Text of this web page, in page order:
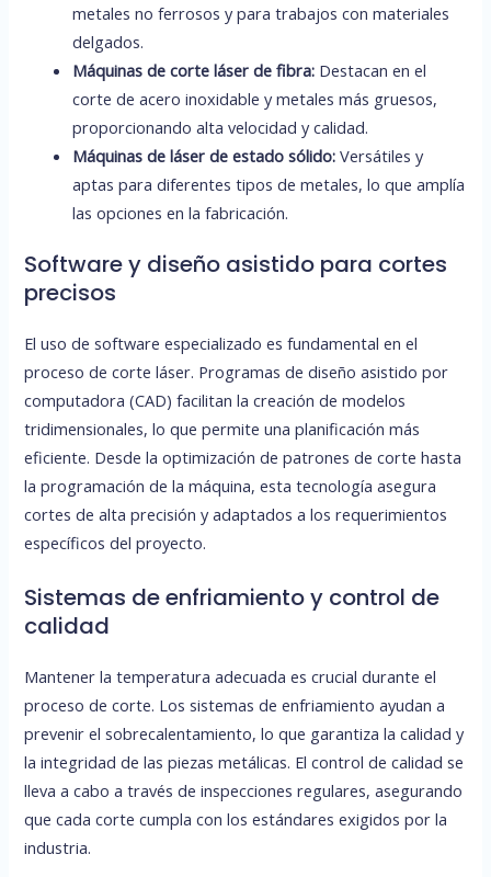
metales no ferrosos y para trabajos con materiales
delgados.
Máquinas de corte láser de fibra: Destacan en el
corte de acero inoxidable y metales más gruesos,
proporcionando alta velocidad y calidad.
Máquinas de láser de estado sólido: Versátiles y
aptas para diferentes tipos de metales, lo que amplía
las opciones en la fabricación.
Software y diseño asistido para cortes
precisos
El uso de software especializado es fundamental en el
proceso de corte láser. Programas de diseño asistido por
computadora (CAD) facilitan la creación de modelos
tridimensionales, lo que permite una planificación más
eficiente. Desde la optimización de patrones de corte hasta
la programación de la máquina, esta tecnología asegura
cortes de alta precisión y adaptados a los requerimientos
específicos del proyecto.
Sistemas de enfriamiento y control de
calidad
Mantener la temperatura adecuada es crucial durante el
proceso de corte. Los sistemas de enfriamiento ayudan a
prevenir el sobrecalentamiento, lo que garantiza la calidad y
la integridad de las piezas metálicas. El control de calidad se
lleva a cabo a través de inspecciones regulares, asegurando
que cada corte cumpla con los estándares exigidos por la
industria.